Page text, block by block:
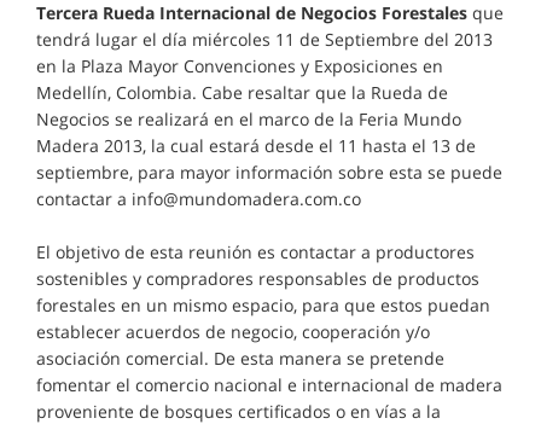
Tercera Rueda Internacional de Negocios Forestales que
tendrá lugar el día miércoles 11 de Septiembre del 2013
en la Plaza Mayor Convenciones y Exposiciones en
Medellín, Colombia. Cabe resaltar que la Rueda de
Negocios se realizará en el marco de la Feria Mundo
Madera 2013, la cual estará desde el 11 hasta el 13 de
septiembre, para mayor información sobre esta se puede
contactar a info@mundomadera.com.co
El objetivo de esta reunión es contactar a productores
sostenibles y compradores responsables de productos
forestales en un mismo espacio, para que estos puedan
establecer acuerdos de negocio, cooperación y/o
asociación comercial. De esta manera se pretende
fomentar el comercio nacional e internacional de madera
proveniente de bosques certificados o en vías a la